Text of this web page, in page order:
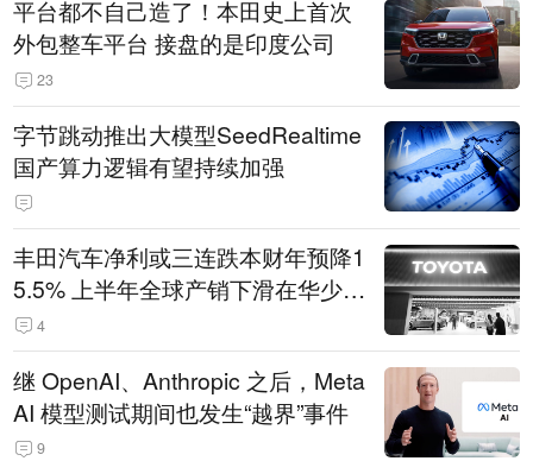
平台都不自己造了！本田史上首次
外包整车平台 接盘的是印度公司
23
字节跳动推出大模型SeedRealtime
国产算力逻辑有望持续加强
丰田汽车净利或三连跌本财年预降1
5.5% 上半年全球产销下滑在华少卖
14.3万辆
4
继 OpenAI、Anthropic 之后，Meta
AI 模型测试期间也发生“越界”事件
9